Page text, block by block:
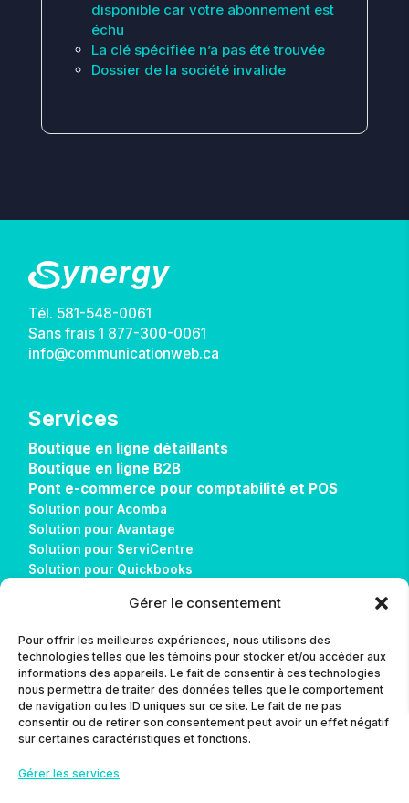
Gérer le consentement
Pour offrir les meilleures expériences, nous utilisons des
technologies telles que les témoins pour stocker et/ou accéder aux
informations des appareils. Le fait de consentir à ces technologies
nous permettra de traiter des données telles que le comportement
de navigation ou les ID uniques sur ce site. Le fait de ne pas
consentir ou de retirer son consentement peut avoir un effet négatif
sur certaines caractéristiques et fonctions.
Gérer les services
disponible car votre abonnement est
échu
La clé spécifiée n’a pas été trouvée
Dossier de la société invalide
Tél. 581-548-0061
Sans frais1 877-300-0061
info@communicationweb.ca
Services
Boutique en ligne détaillants
Boutique en ligne B2B
Pont e-commerce pour comptabilité et POS
Solution pour Acomba
Solution pour Avantage
Solution pour ServiCentre
Solution pour Quickbooks
Solution pour Alice POS
Réalisations
Télécharger AnyDesk
Contact
L’agence
Contact